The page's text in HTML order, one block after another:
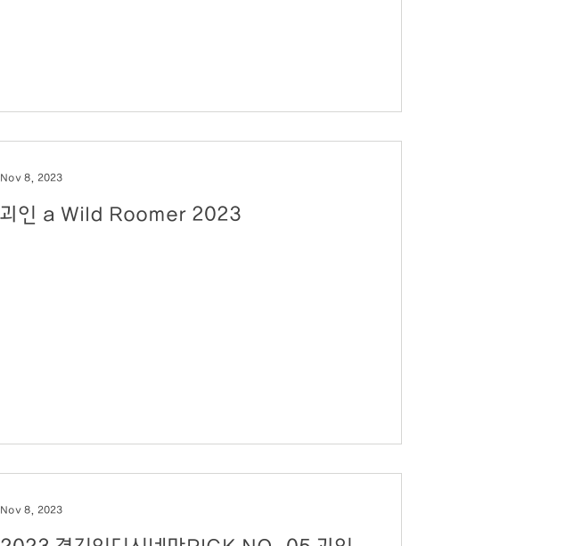
괴인 a Wild Roomer 2023
Nov 8, 2023
Nov 8, 2023